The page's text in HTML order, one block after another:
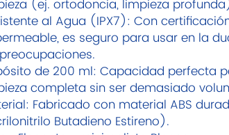
(ej. ortodoncia, limpieza
al Agua (IPX7): Con
es seguro para usar en la
de 200 ml: Capacidad perfecta
completa sin ser demasiado
Fabricado con material ABS
Butadieno Estireno).